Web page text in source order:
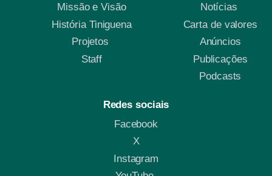
Missão e Visão
História Tiniguena
Projetos
Staff
Notícias
Carta de valores
Anúncios
Publicações
Podcasts
Redes sociais
Facebook
X
Instagram